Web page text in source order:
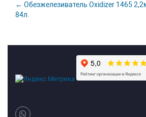
← Обезжелезиватель Oxidizer 1465
84л.